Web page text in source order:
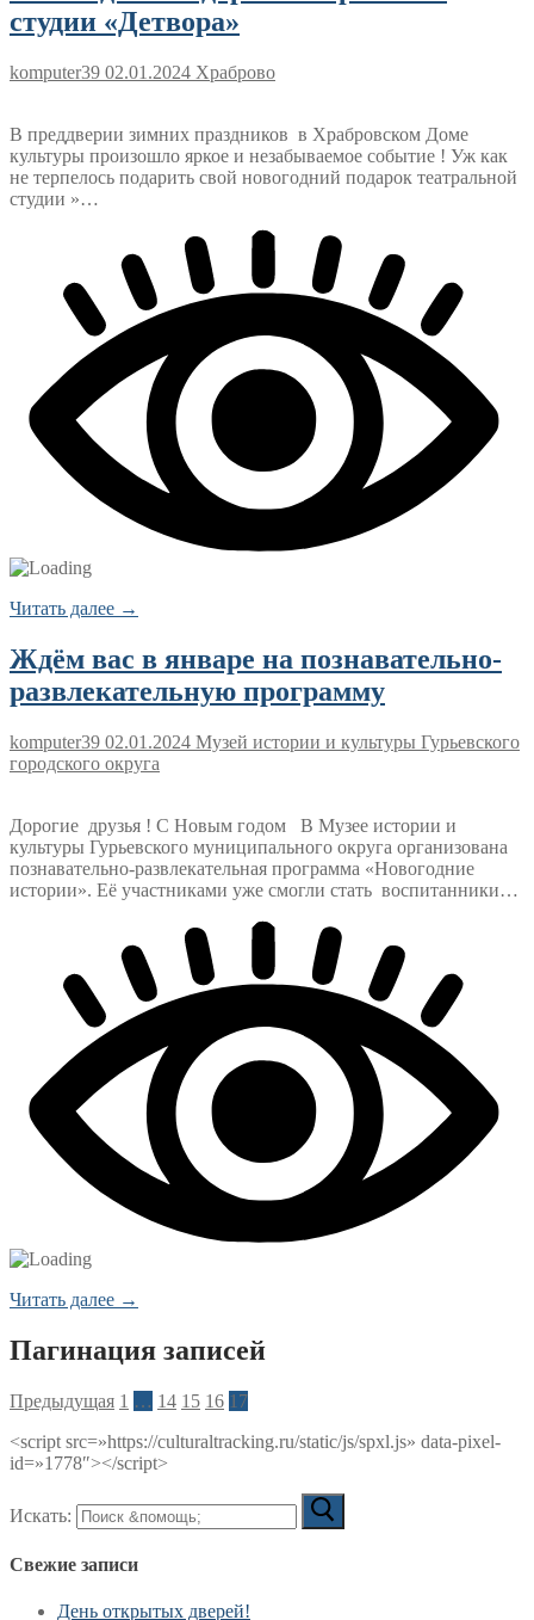
студии «Детвора»
komputer39 02.01.2024 Храброво
В преддверии зимних праздников в Храбровском Доме
культуры произошло яркое и незабываемое событие ! Уж как
не терпелось подарить свой новогодний подарок театральной
студии »…
Читать далее →
Ждём вас в январе на познавательно-
развлекательную программу
komputer39 02.01.2024 Музей истории и культуры Гурьевского
городского округа
Дорогие друзья ! С Новым годом В Музее истории и
культуры Гурьевского муниципального округа организована
познавательно-развлекательная программа «Новогодние
истории». Её участниками уже смогли стать воспитанники…
Читать далее →
Пагинация записей
Предыдущая 1 … 14 15 16 17
<script src=»https://culturaltracking.ru/static/js/spxl.js» data-pixel-
id=»1778″></script>
Искать:
Свежие записи
День открытых дверей!